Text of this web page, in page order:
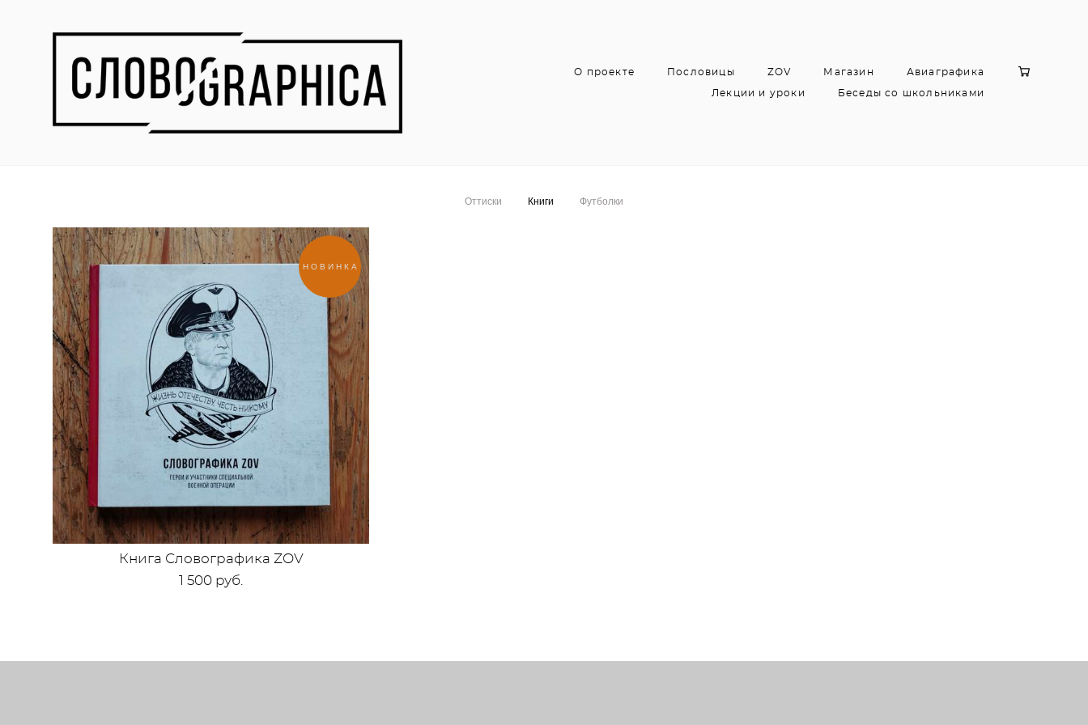
О проекте Пословицы ZOV Магазин Авиаграфика
Лекции и уроки Беседы со школьниками
Оттиски Книги Футболки
НОВИНКА
Книга Словографика ZOV
1 500 pуб.